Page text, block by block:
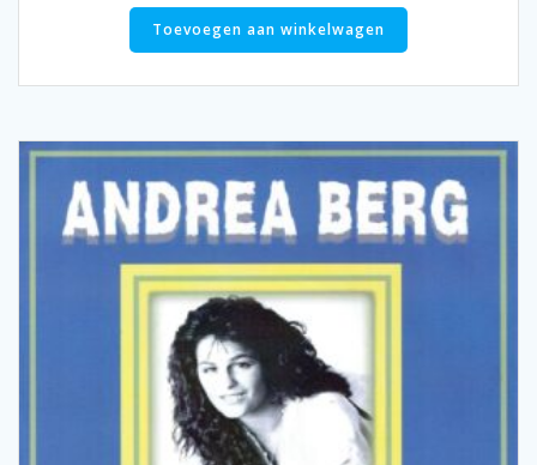
Toevoegen aan winkelwagen